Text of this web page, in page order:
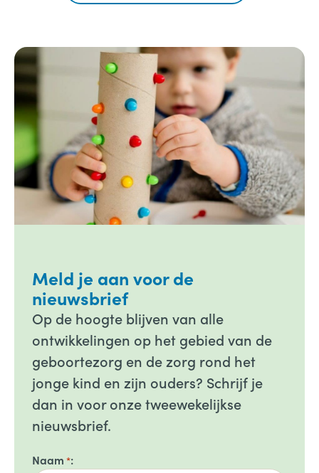
Meld je aan voor de
nieuwsbrief
Op de hoogte blijven van alle
ontwikkelingen op het gebied van de
geboortezorg en de zorg rond het
jonge kind en zijn ouders? Schrijf je
dan in voor onze tweewekelijkse
nieuwsbrief.
Naam *